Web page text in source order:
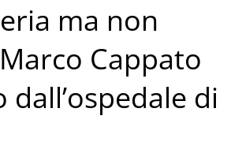
ma non
Cappato
dall’ospedale di